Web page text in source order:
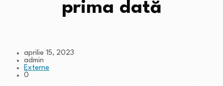
prima dată
aprilie 15, 2023
admin
Externe
0